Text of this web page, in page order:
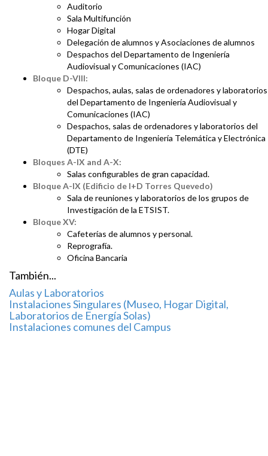
Auditorio
Sala Multifunción
Hogar Digital
Delegación de alumnos y Asociaciones de alumnos
Despachos del Departamento de Ingeniería
Audiovisual y Comunicaciones (IAC)
Bloque D-VIII:
Despachos, aulas, salas de ordenadores y laboratorios
del Departamento de Ingeniería Audiovisual y
Comunicaciones (IAC)
Despachos, salas de ordenadores y laboratorios del
Departamento de Ingeniería Telemática y Electrónica
(DTE)
Bloques A-IX and A-X:
Salas configurables de gran capacidad.
Bloque A-IX (Edificio de I+D Torres Quevedo)
Sala de reuniones y laboratorios de los grupos de
Investigación de la ETSIST.
Bloque XV:
Cafeterías de alumnos y personal.
Reprografía.
Oficina Bancaria
También...
Aulas y Laboratorios
Instalaciones Singulares (Museo, Hogar Digital,
Laboratorios de Energía Solas)
Instalaciones comunes del Campus